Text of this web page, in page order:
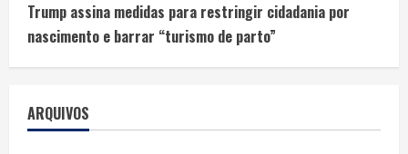
Trump assina medidas para restringir cidadania por
nascimento e barrar “turismo de parto”
ARQUIVOS